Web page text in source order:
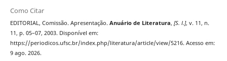
Como Citar
EDITORIAL, Comissão. Apresentação. Anuário de Literatura, [S. l.], v. 11, n.
11, p. 05–07, 2003. Disponível em:
https://periodicos.ufsc.br/index.php/literatura/article/view/5216. Acesso em:
9 ago. 2026.